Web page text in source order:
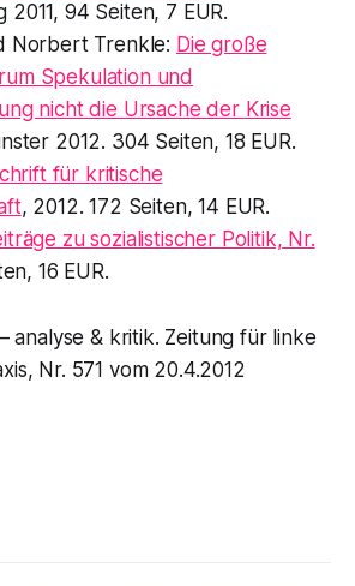
2011, 94 Seiten, 7 EUR.
Norbert Trenkle: Die große
Spekulation und
nicht die Ursache der Krise
2012. 304 Seiten, 18 EUR.
für kritische
, 2012. 172 Seiten, 14 EUR.
zu sozialistischer Politik, Nr.
16 EUR.
analyse & kritik. Zeitung für linke
, Nr. 571 vom 20.4.2012